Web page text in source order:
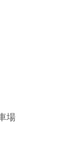
場